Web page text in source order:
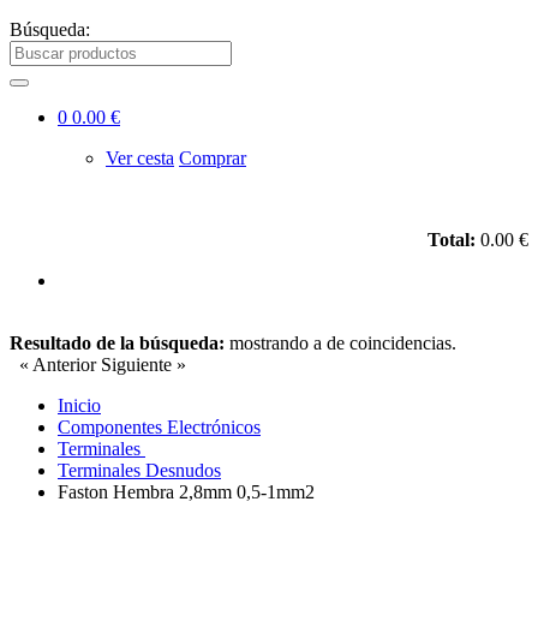
Búsqueda:
0 0.00 €
Ver cesta Comprar
Total: 0.00 €
Resultado de la búsqueda: mostrando a de coincidencias.
« Anterior Siguiente »
Inicio
Componentes Electrónicos
Terminales
Terminales Desnudos
Faston Hembra 2,8mm 0,5-1mm2